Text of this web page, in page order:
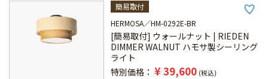
簡易取付
HERMOSA
HM-0292E-BR
[簡易取付] ウォールナット | RIEDEN
DIMMER WALNUT ハモサ製シーリング
ライト
特別価格
¥39,600 税込